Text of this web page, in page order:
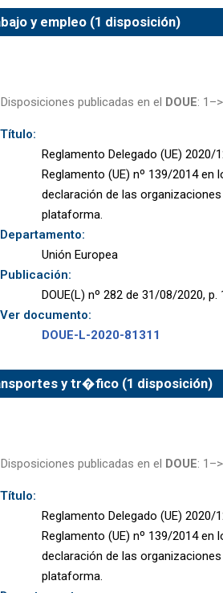
y empleo (1 disposición)
publicadas en el DOUE: 1–>
Título:
Reglamento Delegado (UE)
Reglamento (UE) nº 139/2014
declaración de las
plataforma.
Departamento:
Unión Europea
Publicación:
DOUE(L) nº 282 de 31/08/2020,
Ver documento:
DOUE-L-2020-81311
y tr�fico (1 disposición)
publicadas en el DOUE: 1–>
Título:
Reglamento Delegado (UE)
Reglamento (UE) nº 139/2014
declaración de las
plataforma.